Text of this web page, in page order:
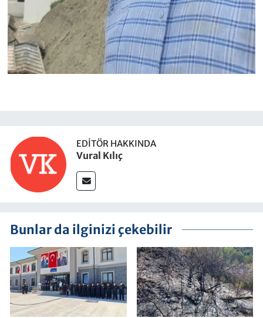
EDITÖR HAKKINDA
Vural Kılıç
Bunlar da ilginizi çekebilir